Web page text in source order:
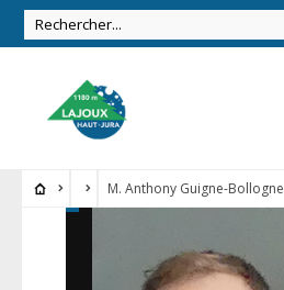
M. Anthony Guigne-Bollogne